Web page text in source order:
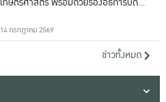
14 กรกฎาคม 2569
ข่าวทั้งหมด